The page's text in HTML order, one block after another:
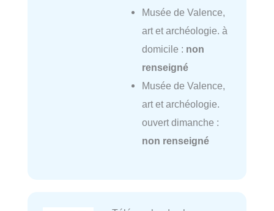
Musée de Valence,
art et archéologie. à
domicile : non
renseigné
Musée de Valence,
art et archéologie.
ouvert dimanche :
non renseigné